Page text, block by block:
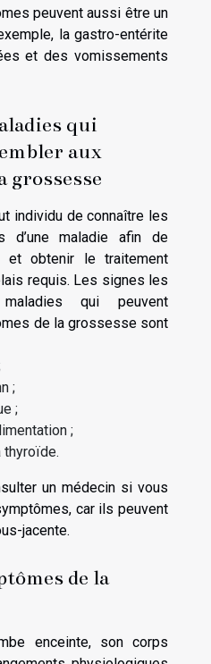
peuvent aussi être un
la gastro-entérite
et des vomissements
qui
aux
grossesse
individu de connaître les
d’une maladie afin de
et obtenir le traitement
requis. Les signes les
qui peuvent
de la grossesse sont
;
;
;
thyroïde.
un médecin si vous
car ils peuvent
jacente.
de la
enceinte, son corps